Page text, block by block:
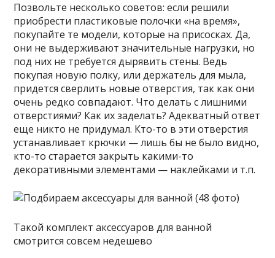
Позвольте несколько советов: если решили
приобрести пластиковые полочки «на время»,
покупайте те модели, которые на присосках. Да,
они не выдерживают значительные нагрузки, но
под них не требуется дырявить стены. Ведь
покупая новую полку, или держатель для мыла,
придется сверлить новые отверстия, так как они
очень редко совпадают. Что делать с лишними
отверстиями? Как их заделать? Адекватный ответ
еще никто не придумал. Кто-то в эти отверстия
устанавливает крючки — лишь бы не было видно,
кто-то старается закрыть какими-то
декоративными элементами — наклейками и т.п.
Такой комплект аксессуаров для ванной
смотрится совсем недешево